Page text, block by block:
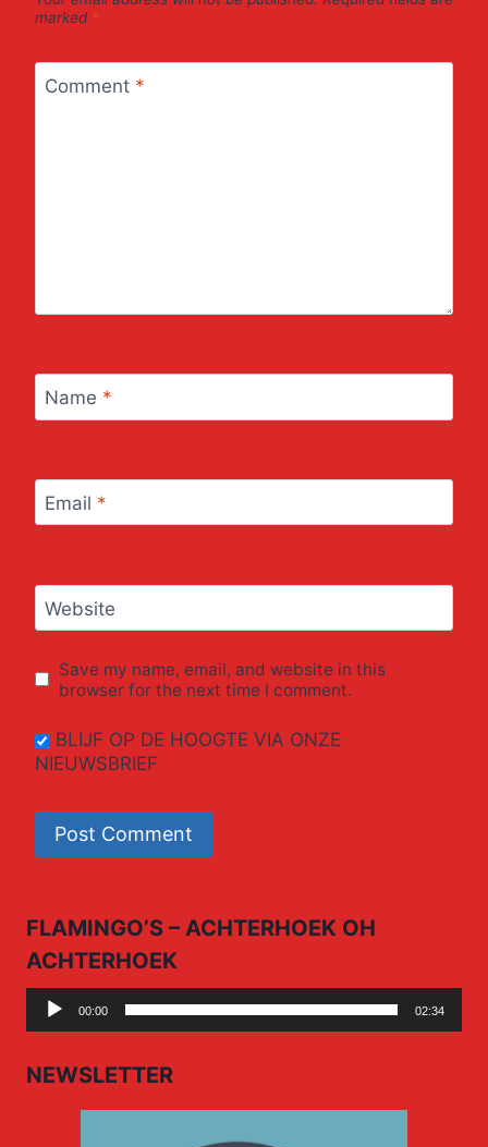
marked *
Comment *
Name *
Email *
Website
Save my name, email, and website in this
browser for the next time I comment.
BLIJF OP DE HOOGTE VIA ONZE
NIEUWSBRIEF
FLAMINGO’S – ACHTERHOEK OH
ACHTERHOEK
Audio
Player
00:00 02:34
NEWSLETTER